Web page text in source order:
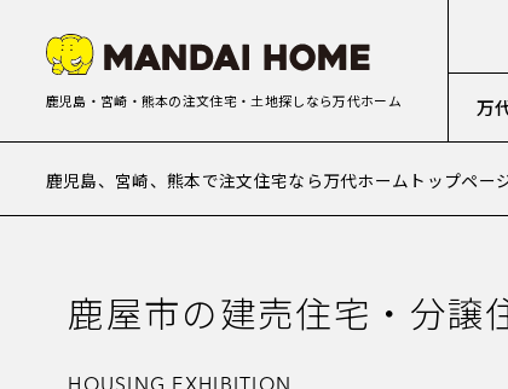
鹿児島・宮崎・熊本の注文住宅・土地探しなら万代ホーム 万
鹿児島、宮崎、熊本で注文住宅なら万代ホームトップペー
鹿屋市の建売住宅・分譲